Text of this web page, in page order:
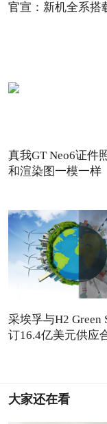
官宣：新机全系搭
真我GT Neo6证件
和渲染图一模一样
采埃孚与H2 Green
订16.4亿美元供应
大家还在看